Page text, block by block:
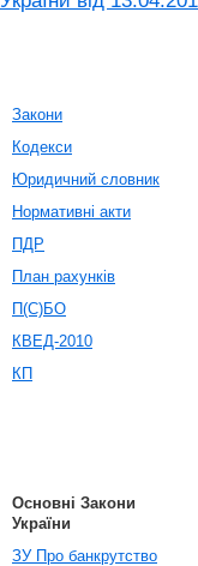
Закони
Кодекси
Юридичний словник
Нормативні акти
ПДР
План рахунків
П(С)БО
КВЕД-2010
КП
Основні Закони
України
ЗУ Про банкрутство